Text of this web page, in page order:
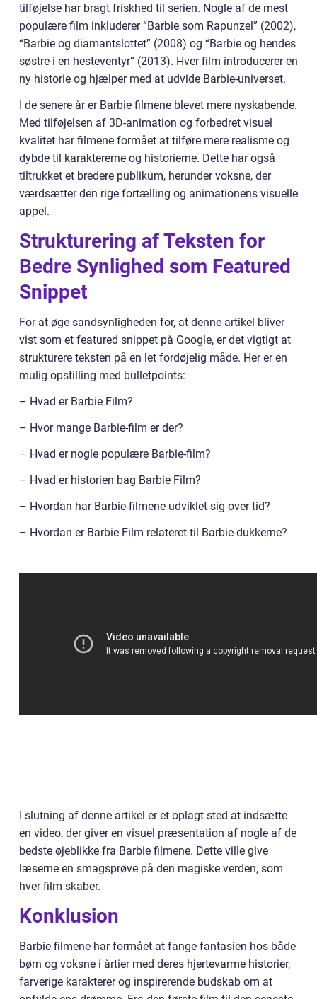
tilføjelse har bragt friskhed til serien. Nogle af de mest
populære film inkluderer “Barbie som Rapunzel” (2002),
“Barbie og diamantslottet” (2008) og “Barbie og hendes
søstre i en hesteventyr” (2013). Hver film introducerer en
ny historie og hjælper med at udvide Barbie-universet.
I de senere år er Barbie filmene blevet mere nyskabende.
Med tilføjelsen af 3D-animation og forbedret visuel
kvalitet har filmene formået at tilføre mere realisme og
dybde til karaktererne og historierne. Dette har også
tiltrukket et bredere publikum, herunder voksne, der
værdsætter den rige fortælling og animationens visuelle
appel.
Strukturering af Teksten for
Bedre Synlighed som Featured
Snippet
For at øge sandsynligheden for, at denne artikel bliver
vist som et featured snippet på Google, er det vigtigt at
strukturere teksten på en let fordøjelig måde. Her er en
mulig opstilling med bulletpoints:
– Hvad er Barbie Film?
– Hvor mange Barbie-film er der?
– Hvad er nogle populære Barbie-film?
– Hvad er historien bag Barbie Film?
– Hvordan har Barbie-filmene udviklet sig over tid?
– Hvordan er Barbie Film relateret til Barbie-dukkerne?
I slutning af denne artikel er et oplagt sted at indsætte
en video, der giver en visuel præsentation af nogle af de
bedste øjeblikke fra Barbie filmene. Dette ville give
læserne en smagsprøve på den magiske verden, som
hver film skaber.
Konklusion
Barbie filmene har formået at fange fantasien hos både
børn og voksne i årtier med deres hjertevarme historier,
farverige karakterer og inspirerende budskab om at